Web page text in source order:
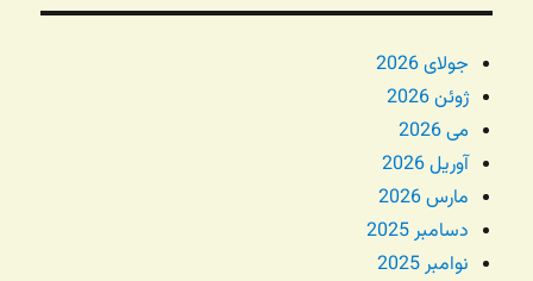
جولای 2026
ژوئن 2026
می 2026
آوریل 2026
مارس 2026
دسامبر 2025
نوامبر 2025